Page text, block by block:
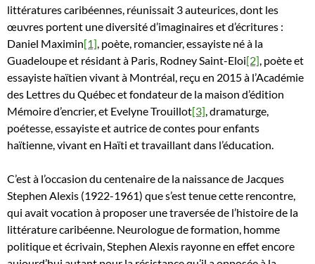
littératures caribéennes, réunissait 3 auteurices, dont les
œuvres portent une diversité d’imaginaires et d’écritures :
Daniel Maximin[1], poète, romancier, essayiste né à la
Guadeloupe et résidant à Paris, Rodney Saint-Eloi[2], poète et
essayiste haïtien vivant à Montréal, reçu en 2015 à l’Académie
des Lettres du Québec et fondateur de la maison d’édition
Mémoire d’encrier, et Evelyne Trouillot[3], dramaturge,
poétesse, essayiste et autrice de contes pour enfants
haïtienne, vivant en Haïti et travaillant dans l’éducation.
C’est à l’occasion du centenaire de la naissance de Jacques
Stephen Alexis (1922-1961) que s’est tenue cette rencontre,
qui avait vocation à proposer une traversée de l’histoire de la
littérature caribéenne. Neurologue de formation, homme
politique et écrivain, Stephen Alexis rayonne en effet encore